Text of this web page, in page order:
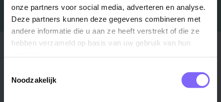
onze partners voor social media, adverteren en analyse.
Deze partners kunnen deze gegevens combineren met
andere informatie die u aan ze heeft verstrekt of die ze
hebben verzameld op basis van uw gebruik van hun
Noodzakelijk
Stad
Venlo ›
Regio